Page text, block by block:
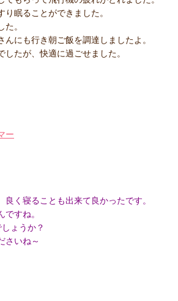
眠ることができました。
。
にも行き朝ご飯を調達しましたよ。
たが、快適に過ごせました。
ー
良く寝ることも出来て良かったです。
すね。
ょうか？
さいね～